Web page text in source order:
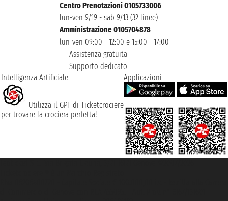
Centro Prenotazioni 0105733006
lun-ven 9/19 - sab 9/13 (32 linee)
Amministrazione 0105704878
lun-ven 09:00 - 12:00 e 15:00 - 17:00
Assistenza gratuita
Supporto dedicato
Intelligenza Artificiale
Utilizza il GPT di Ticketcrociere
per trovare la crociera perfetta!
Applicazioni